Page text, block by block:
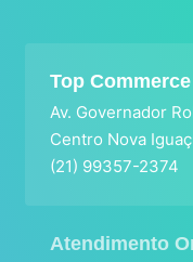
Top Commerce
Av. Governador
Centro Nova
(21) 99357-2374
Atendimento